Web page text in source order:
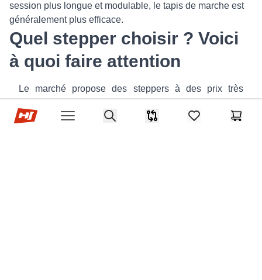
Hop-sport.fr
Open menu
Search
Comparaisonitems in favorites,
Panier
session plus longue et modulable, le tapis de marche est
généralement plus efficace.
Quel stepper choisir ? Voici
à quoi faire attention
Le marché propose des steppers à des prix très
variables, allant de modèles basiques à moins de 50
euros jusqu'à des appareils plus complets dépassant